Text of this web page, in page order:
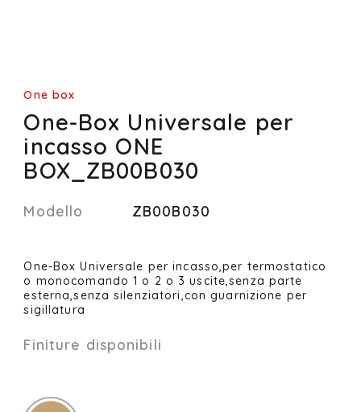
One box
One-Box Universale per
incasso ONE
BOX_ZB00B030
Modello ZB00B030
One-Box Universale per incasso,per termostatico
o monocomando 1 o 2 o 3 uscite,senza parte
esterna,senza silenziatori,con guarnizione per
sigillatura
Finiture disponibili